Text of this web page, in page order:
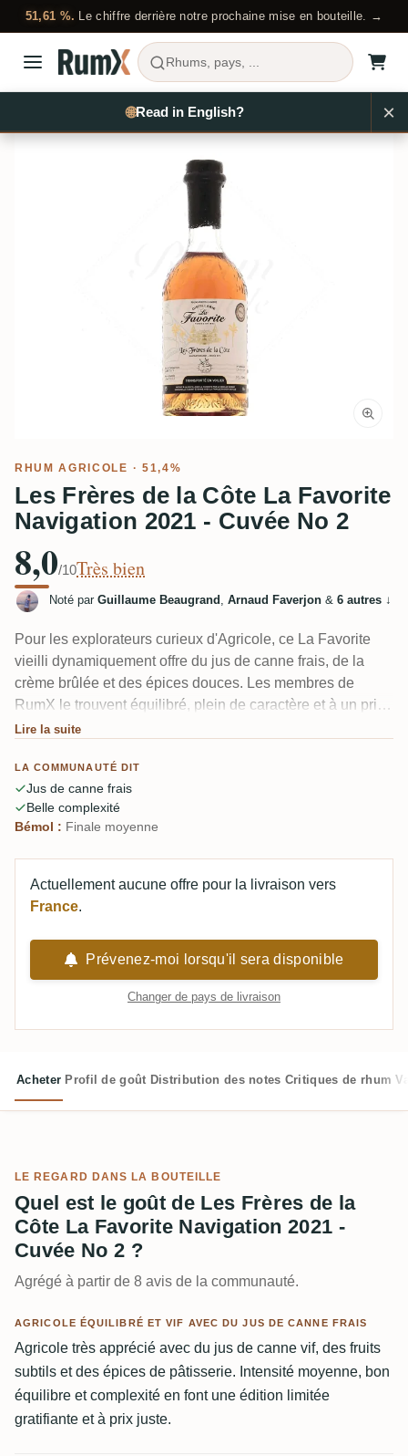
51,61 %. Le chiffre derrière notre prochaine mise en bouteille. →
Rhums, pays, ...
Martinique La Favorite
RHUM AGRICOLE · 51,4%
Les Frères de la Côte La Favorite
Navigation 2021 - Cuvée No 2
8,0/10Très bien
Noté par Guillaume Beaugrand , Arnaud Faverjon & 6 autres ↓
Pour les explorateurs curieux d'Agricole, ce La Favorite
vieilli dynamiquement offre du jus de canne frais, de la
crème brûlée et des épices douces. Les membres de
RumX le trouvent équilibré, plein de caractère et à un prix
raisonnable, excellent pur ou avec un trait d'eau.
Lire la suite
LA COMMUNAUTÉ DIT
Jus de canne frais
Belle complexité
Bémol : Finale moyenne
Actuellement aucune offre pour la livraison vers
France.
Prévenez-moi lorsqu'il sera disponible
Changer de pays de livraison
Acheter Profil de goût Distribution des notes Critiques de rhum
LE REGARD DANS LA BOUTEILLE
Quel est le goût de Les Frères de la
Côte La Favorite Navigation 2021 -
Cuvée No 2 ?
Agrégé à partir de 8 avis de la communauté.
AGRICOLE ÉQUILIBRÉ ET VIF AVEC DU JUS DE CANNE FRAIS
Agricole très apprécié avec du jus de canne vif, des fruits
subtils et des épices de pâtisserie. Intensité moyenne, bon
équilibre et complexité en font une édition limitée
gratifiante et à prix juste.
EN